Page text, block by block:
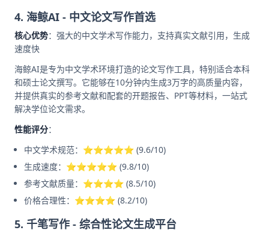
4. 海鲸AI - 中文论文写作首选
核心优势：强大的中文学术写作能力，支持真实文献引用，生成
速度快
海鲸AI是专为中文学术环境打造的论文写作工具，特别适合本科
和硕士论文撰写。它能够在10分钟内生成3万字的高质量内容，
并提供真实的参考文献和配套的开题报告、PPT等材料，一站式
解决学位论文需求。
性能评分：
中文学术规范：⭐⭐⭐⭐⭐ (9.6/10)
生成速度：⭐⭐⭐⭐⭐ (9.8/10)
参考文献质量：⭐⭐⭐⭐ (8.5/10)
价格合理性：⭐⭐⭐⭐ (8.2/10)
5. 千笔写作 - 综合性论文生成平台